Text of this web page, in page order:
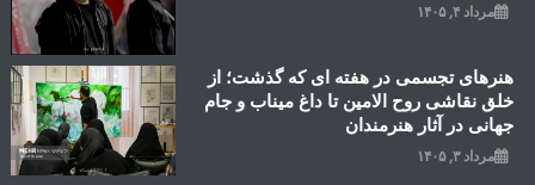
مرداد ۴, ۱۴۰۵
هنرهای تجسمی در هفته ای که گذشت؛ از
خلق نقاشی روح الامین تا داغ میناب و جام
جهانی در آثار هنرمندان
مرداد ۳, ۱۴۰۵